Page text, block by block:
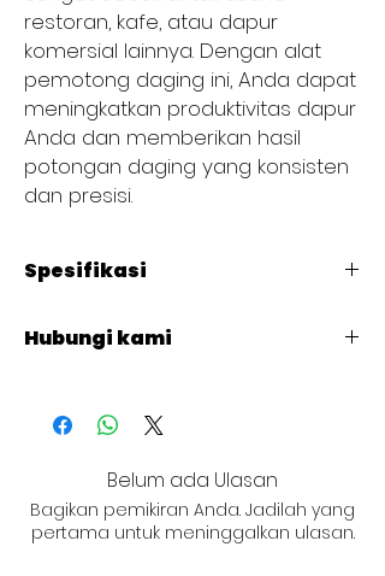
restoran, kafe, atau dapur
komersial lainnya. Dengan alat
pemotong daging ini, Anda dapat
meningkatkan produktivitas dapur
Anda dan memberikan hasil
potongan daging yang konsisten
dan presisi.
Spesifikasi
Power: 250W
N.W./G.W.: 22.3/25.0 Kg
Hubungi kami
Belum ada Ulasan
Bagikan pemikiran Anda. Jadilah yang
pertama untuk meninggalkan ulasan.